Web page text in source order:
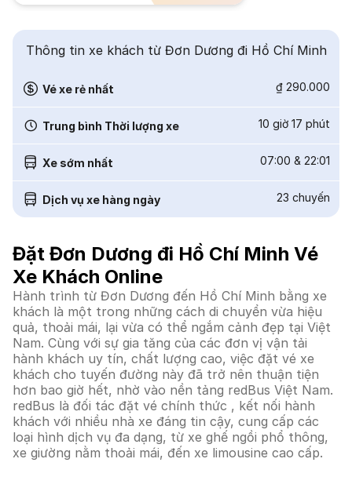
Thông tin xe khách từ Đơn Dương đi Hồ Chí Minh
Vé xe rẻ nhất ₫ 290.000
Trung bình Thời lượng xe 10 giờ 17 phút
Xe sớm nhất 07:00 & 22:01
Dịch vụ xe hàng ngày 23 chuyến
Đặt Đơn Dương đi Hồ Chí Minh Vé
Xe Khách Online
Hành trình từ Đơn Dương đến Hồ Chí Minh bằng xe
khách là một trong những cách di chuyển vừa hiệu
quả, thoải mái, lại vừa có thể ngắm cảnh đẹp tại Việt
Nam. Cùng với sự gia tăng của các đơn vị vận tải
hành khách uy tín, chất lượng cao, việc đặt vé xe
khách cho tuyến đường này đã trở nên thuận tiện
hơn bao giờ hết, nhờ vào nền tảng redBus Việt Nam.
redBus là đối tác đặt vé chính thức , kết nối hành
khách với nhiều nhà xe đáng tin cậy, cung cấp các
loại hình dịch vụ đa dạng, từ xe ghế ngồi phổ thông,
xe giường nằm thoải mái, đến xe limousine cao cấp.